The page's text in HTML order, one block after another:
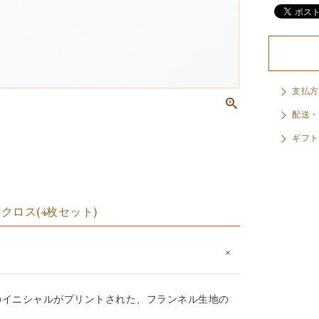
ロス(4枚セット)
ニシャルがプリントされた、フランネル生地の
支払
配送
ギフ